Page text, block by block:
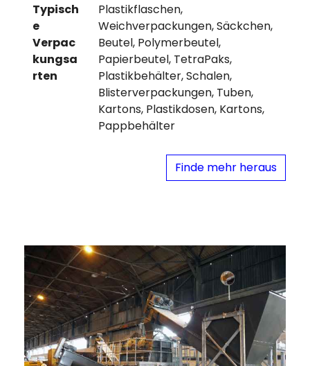
Typisch
e
Verpac
kungsa
rten
Plastikflaschen,
Weichverpackungen, Säckchen,
Beutel, Polymerbeutel,
Papierbeutel, TetraPaks,
Plastikbehälter, Schalen,
Blisterverpackungen, Tuben,
Kartons, Plastikdosen, Kartons,
Pappbehälter
Finde mehr heraus